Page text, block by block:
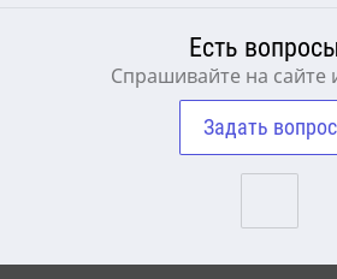
Есть
Спрашивайте на сайте
Задать вопрос